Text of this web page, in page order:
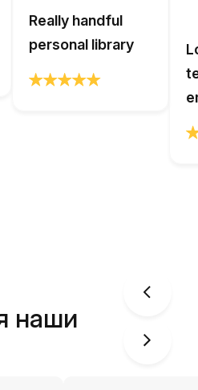
Really handful
personal library
наши